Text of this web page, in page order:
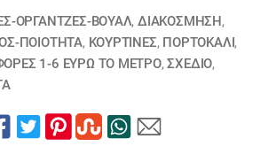
ΟΡΓΆΝΤΖΕΣ-ΒΟΥΆΛ,ΔΙΑΚΟΣΜΗΣΗ ,
ΠΟΙΟΤΗΤΑ, ΚΟΥΡΤΊΝΕΣ, ΠΟΡΤΟΚΑΛΙ ,
1-6 ΕΥΡΩ ΤΟ ΜΕΤΡΟ,ΣΧΕΔΙΟ,